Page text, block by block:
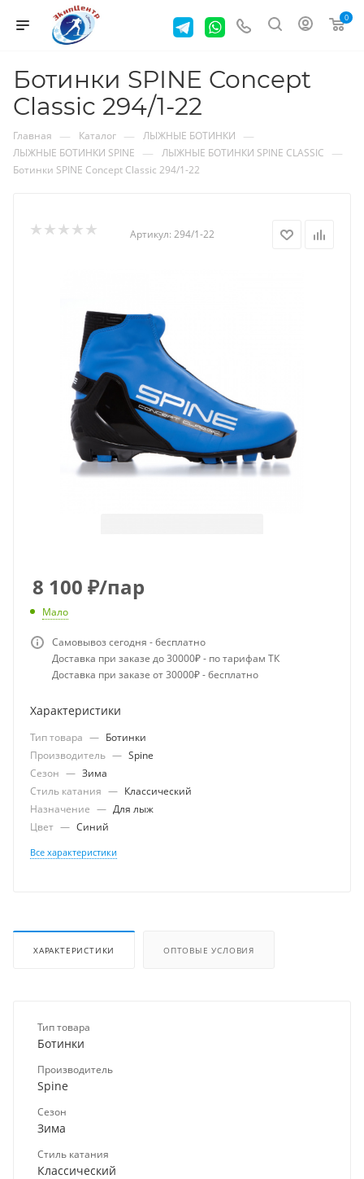
0
Ботинки SPINE Concept
Classic 294/1-22
Главная — Каталог — ЛЫЖНЫЕ БОТИНКИ —
ЛЫЖНЫЕ БОТИНКИ SPINE — ЛЫЖНЫЕ БОТИНКИ SPINE CLASSIC —
Ботинки SPINE Concept Classic 294/1-22
Артикул: 294/1-22
8 100 ₽/пар
Мало
Самовывоз сегодня - бесплатно
Доставка при заказе до 30000₽ - по тарифам ТК
Доставка при заказе от 30000₽ - бесплатно
Характеристики
Тип товара — Ботинки
Производитель — Spine
Сезон — Зима
Стиль катания — Классический
Назначение — Для лыж
Цвет — Синий
Все характеристики
ХАРАКТЕРИСТИКИ ОПТОВЫЕ УСЛОВИЯ
Тип товара
Ботинки
Производитель
Spine
Сезон
Зима
Стиль катания
Классический